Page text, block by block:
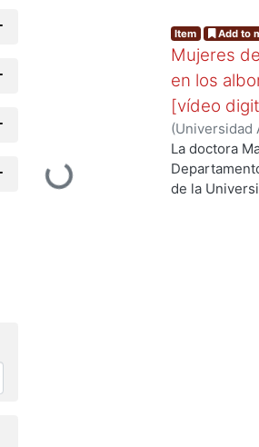
Loading...
Item Add to
Mujeres
en los
[vídeo
(Universidad
Colina,
La doctora
de la